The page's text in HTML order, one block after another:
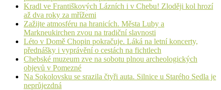
Kradl ve Františkových Lázních i v Chebu! Zloději kol hrozí
až dva roky za mřížemi
Zažijte atmosféru na hranicích. Města Luby a
Markneukirchen zvou na tradiční slavnosti
Léto v Domě Chopin pokračuje. Láká na letní koncerty,
přednášky i vyprávění o cestách na fichtlech
Chebské muzeum zve na sobotu plnou archeologických
objevů v Pomezné
Na Sokolovsku se srazila čtyři auta. Silnice u Starého Sedla je
neprůjezdná